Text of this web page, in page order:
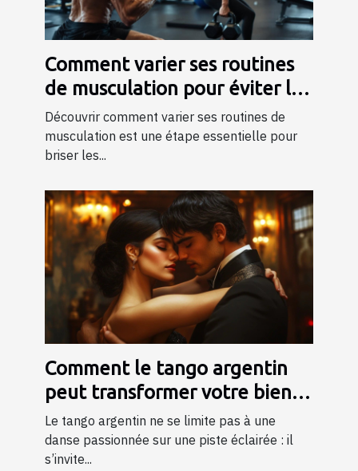
Comment varier ses routines
de musculation pour éviter les
plateaux ?
Découvrir comment varier ses routines de
musculation est une étape essentielle pour
briser les...
Comment le tango argentin
peut transformer votre bien-
être émotionnel ?
Le tango argentin ne se limite pas à une
danse passionnée sur une piste éclairée : il
s’invite...